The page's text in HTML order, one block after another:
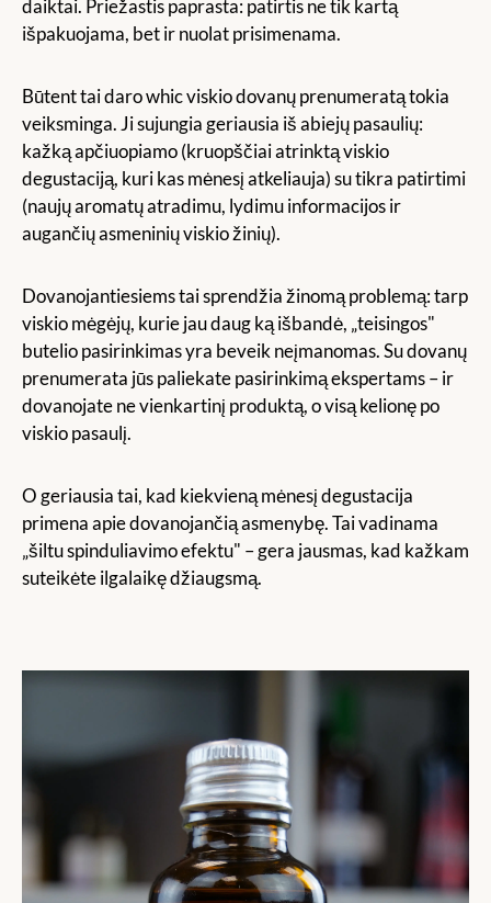
daiktai. Priežastis paprasta: patirtis ne tik kartą
išpakuojama, bet ir nuolat prisimenama.
Būtent tai daro whic viskio dovanų prenumeratą tokia
veiksminga. Ji sujungia geriausia iš abiejų pasaulių:
kažką apčiuopiamo (kruopščiai atrinktą viskio
degustaciją, kuri kas mėnesį atkeliauja) su tikra patirtimi
(naujų aromatų atradimu, lydimu informacijos ir
augančių asmeninių viskio žinių).
Dovanojantiesiems tai sprendžia žinomą problemą: tarp
viskio mėgėjų, kurie jau daug ką išbandė, „teisingos"
butelio pasirinkimas yra beveik neįmanomas. Su dovanų
prenumerata jūs paliekate pasirinkimą ekspertams – ir
dovanojate ne vienkartinį produktą, o visą kelionę po
viskio pasaulį.
O geriausia tai, kad kiekvieną mėnesį degustacija
primena apie dovanojančią asmenybę. Tai vadinama
„šiltu spinduliavimo efektu" – gera jausmas, kad kažkam
suteikėte ilgalaikę džiaugsmą.